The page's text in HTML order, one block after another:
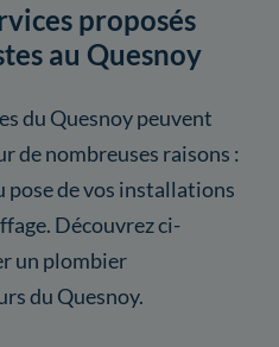
proposés
au Quesnoy
du Quesnoy peuvent
de nombreuses raisons :
pose de vos installations
Découvrez ci-
un plombier
du Quesnoy.